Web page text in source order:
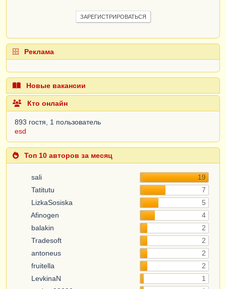
ЗАРЕГИСТРИРОВАТЬСЯ
Реклама
Новые вакансии
Кто онлайн
893 гостя, 1 пользователь
esd
Топ 10 авторов за месяц
sali
19
Tatitutu
7
LizkaSosiska
5
Afinogen
4
balakin
2
Tradesoft
2
antoneus
2
fruitella
2
LevkinaN
1